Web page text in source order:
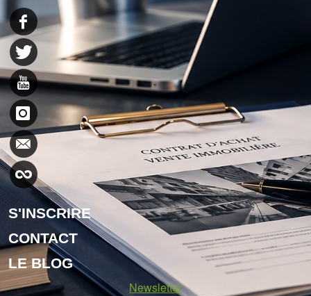
S'INSCRIRE
CONTACT
LE BLOG
Newsletter